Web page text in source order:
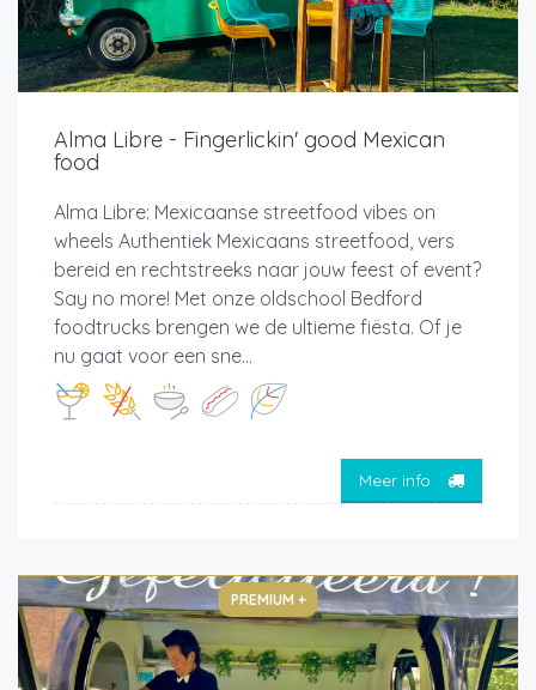
Alma Libre - Fingerlickin' good Mexican
food
Alma Libre: Mexicaanse streetfood vibes on
wheels Authentiek Mexicaans streetfood, vers
bereid en rechtstreeks naar jouw feest of event?
Say no more! Met onze oldschool Bedford
foodtrucks brengen we de ultieme fiësta. Of je
nu gaat voor een sne...
Meer info
PREMIUM +